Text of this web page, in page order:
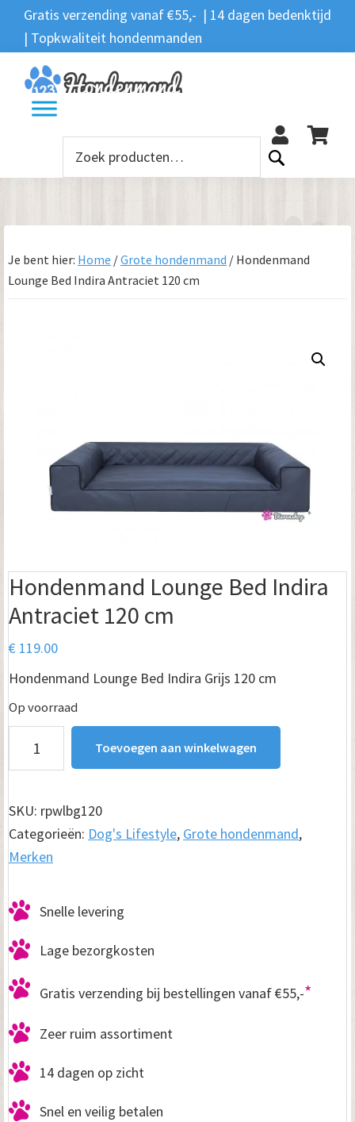
Spring
naar
de
hoofdnavigatie
Door
naar
de
hoofd
inhoud
Spring
naar
de
voettekst
Gratis verzending vanaf €55,- | 14 dagen bedenktijd
| Topkwaliteit hondenmanden
Zoeken
Zoeken
naar:
Je bent hier: Home /Grote hondenmand / Hondenmand
Lounge Bed Indira Antraciet 120 cm
Hondenmand Lounge Bed Indira
Antraciet 120 cm
€ 119.00
Hondenmand Lounge Bed Indira Grijs 120 cm
Op voorraad
Lounge
Indira
Antraciet
120
aantal
Toevoegen aan winkelwagen
SKU: rpwlbg120
Categorieën: Dog's Lifestyle, Grote hondenmand,
Merken
Snelle levering
Lage bezorgkosten
Gratis verzending bij bestellingen vanaf €55,-*
Zeer ruim assortiment
14 dagen op zicht
Snel en veilig betalen